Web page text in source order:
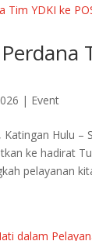
| Event
Hulu –
ke hadirat
pelayanan